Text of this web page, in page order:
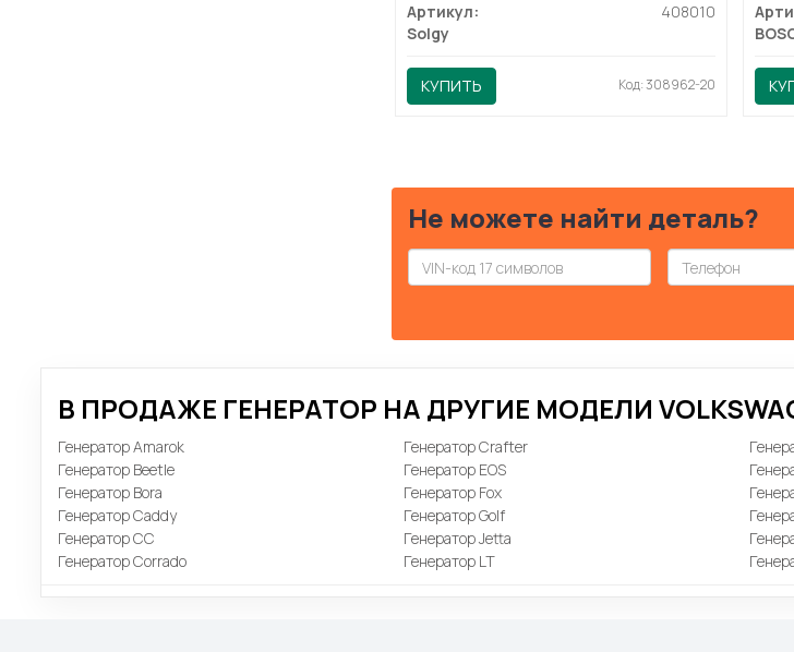
Артикул:
408010
Solgy
КУПИТЬ Код: 308962-20
Не можете найти деталь?
В ПРОДАЖЕ ГЕНЕРАТОР НА ДРУГИЕ МОДЕЛИ
Генератор Amarok
Генератор Beetle
Генератор Bora
Генератор Caddy
Генератор CC
Генератор Corrado
Генератор Crafter
Генератор EOS
Генератор Fox
Генератор Golf
Генератор Jetta
Генератор LT